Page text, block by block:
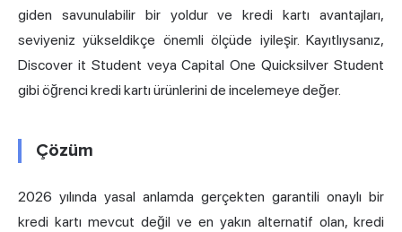
giden savunulabilir bir yoldur ve kredi kartı avantajları,
seviyeniz yükseldikçe önemli ölçüde iyileşir. Kayıtlıysanız,
Discover it Student veya Capital One Quicksilver Student
gibi öğrenci kredi kartı ürünlerini de incelemeye değer.
Çözüm
2026 yılında yasal anlamda gerçekten garantili onaylı bir
kredi kartı mevcut değil ve en yakın alternatif olan, kredi